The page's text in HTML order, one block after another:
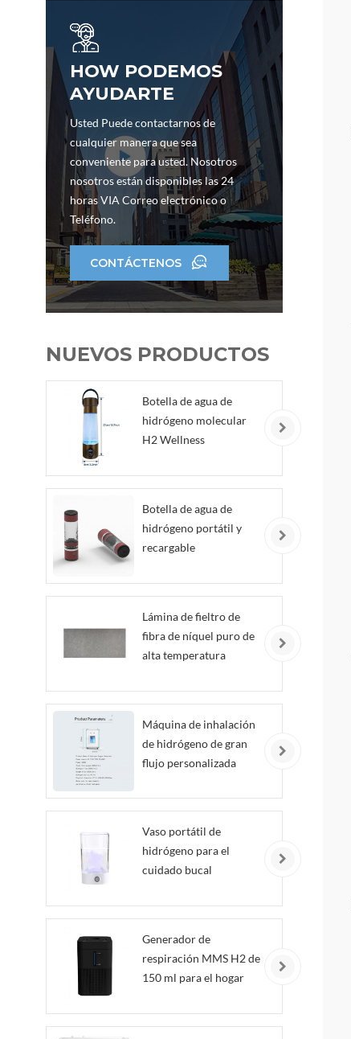
HOW PODEMOS
AYUDARTE
Usted Puede contactarnos de
cualquier manera que sea
conveniente para usted. Nosotros
nosotros están disponibles las 24
horas VIA Correo electrónico o
Teléfono.
CONTÁCTENOS
NUEVOS PRODUCTOS
Botella de agua de
hidrógeno molecular
H2 Wellness
Botella de agua de
hidrógeno portátil y
recargable
Lámina de fieltro de
fibra de níquel puro de
alta temperatura
Máquina de inhalación
de hidrógeno de gran
flujo personalizada
Vaso portátil de
hidrógeno para el
cuidado bucal
Generador de
respiración MMS H2 de
150 ml para el hogar